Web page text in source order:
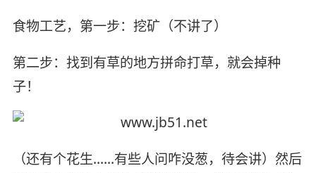
食物工艺，第一步：挖矿（不讲了）
第二步：找到有草的地方拼命打草，就会掉种
子！
（还有个花生……有些人问咋没葱，待会讲）然后